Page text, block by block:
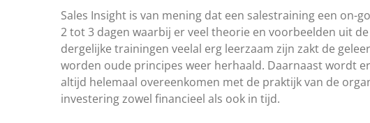
Sales Insight is van mening dat een salestraining een on-
2 tot 3 dagen waarbij er veel theorie en voorbeelden uit
dergelijke trainingen veelal erg leerzaam zijn zakt de
worden oude principes weer herhaald. Daarnaast wordt
altijd helemaal overeenkomen met de praktijk van de
investering zowel financieel als ook in tijd.